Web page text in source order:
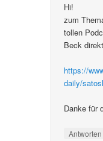
Hi!
zum
tollen
Beck
https://
daily/
Danke für
Antworten